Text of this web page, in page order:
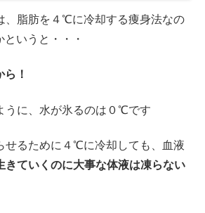
、脂肪を４℃に冷却する痩身法なの
いうと・・・
！
うに、水が氷るのは０℃です
せるために４℃に冷却しても、血液
きていくのに大事な体液は凍らない